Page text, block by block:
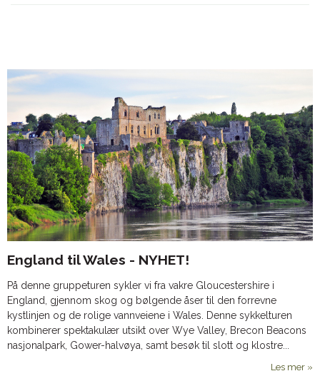
England til Wales - NYHET!
På denne gruppeturen sykler vi fra vakre Gloucestershire i
England, gjennom skog og bølgende åser til den forrevne
kystlinjen og de rolige vannveiene i Wales. Denne sykkelturen
kombinerer spektakulær utsikt over Wye Valley, Brecon Beacons
nasjonalpark, Gower-halvøya, samt besøk til slott og klostre...
Les mer